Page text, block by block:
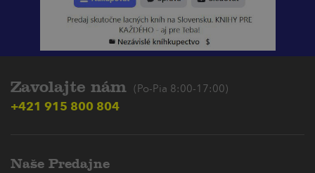
Zavolajte nám (Po-Pia 8:00-17:00)
+421 915 800 804
Naše Predajne